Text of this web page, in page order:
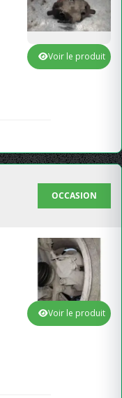
Voir le produit
OCCASION
Voir le produit